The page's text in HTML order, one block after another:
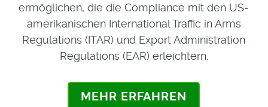
ermöglichen, die die Compliance mit den US-
amerikanischen International Traffic in Arms
Regulations (ITAR) und Export Administration
Regulations (EAR) erleichtern.
MEHR ERFAHREN